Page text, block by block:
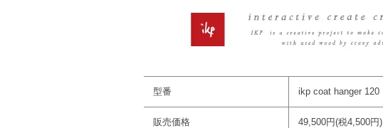
型番 ikp coat hanger 120
販売価格 49,500円(税4,500円)